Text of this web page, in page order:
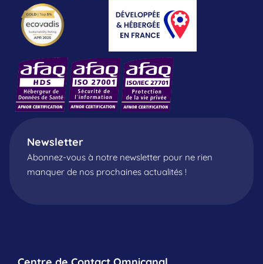
Newsletter
Abonnez-vous à notre newsletter pour ne rien
manquer de nos prochaines actualités !